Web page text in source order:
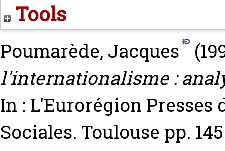
Tools
Poumarède, Jacques
l'internationalisme :
In : L'Eurorégion
Sociales. Toulouse pp.